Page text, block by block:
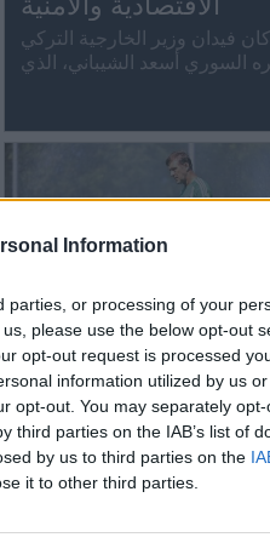
Information
parties, or processing of your
please use the below opt-out
opt-out request is processed
information utilized by us
opt-out. You may separately
third parties on the IAB’s list of
by us to third parties on the
it to other third parties.
فيدان وزير الخارجية التركي
السوري أسعد الشيباني، الذي
مارتينز: قادرون على
عدة إنجازات للفهود
البرتغالي بيدرو مارتينز، مدرب
بالمعسكر التدريبي الذي خاضه
السلوفاكية براتيسلافا
خلال الفترة من 16 يوليو